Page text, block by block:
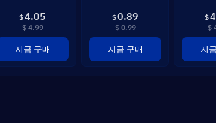
$4.05
$ 4.99
지금 구매
$0.89
$ 0.99
지금 구매
$
$
지